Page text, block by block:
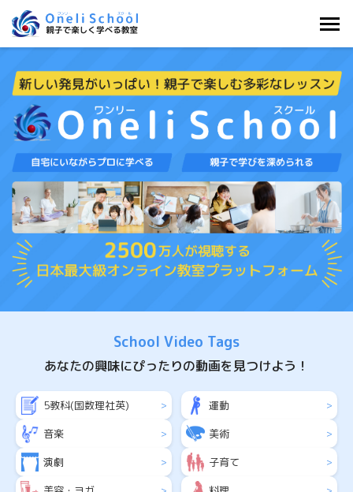
容
を
キ
School Video Tags
あなたの興味にぴったりの動画を見つけよう！
5教科(国数理社英) > 運動 >
音楽 > 美術 >
演劇 > 子育て >